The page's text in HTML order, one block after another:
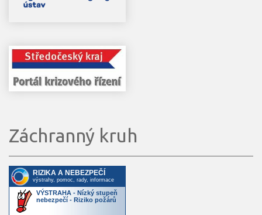
Záchranný kruh